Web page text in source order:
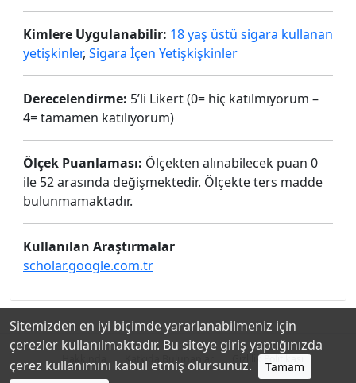
Kimlere Uygulanabilir: 18 yaş üstü sigara kullanan
yetişkinler, Sigara İçen Yetişkişkinler
Derecelendirme: 5’li Likert (0= hiç katılmıyorum –
4= tamamen katılıyorum)
Ölçek Puanlaması: Ölçekten alınabilecek puan 0
ile 52 arasında değişmektedir. Ölçekte ters madde
bulunmamaktadır.
Kullanılan Araştırmalar
scholar.google.com.tr
Hakkında Katkıda Bulunanlar Gizlilik Politikası
Sitemizden en iyi biçimde yararlanabilmeniz için
çerezler kullanılmaktadır. Bu siteye giriş yaptığınızda
çerez kullanımını kabul etmiş olursunuz.
Tamam